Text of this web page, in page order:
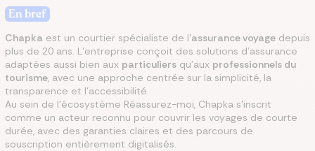
En bref
Chapka est un courtier spécialiste de l’assurance voyage depuis
plus de 20 ans. L’entreprise conçoit des solutions d’assurance
adaptées aussi bien aux particuliers qu’aux professionnels du
tourisme, avec une approche centrée sur la simplicité, la
transparence et l’accessibilité.
Au sein de l’écosystème Réassurez-moi, Chapka s’inscrit
comme un acteur reconnu pour couvrir les voyages de courte
durée, avec des garanties claires et des parcours de
souscription entièrement digitalisés.